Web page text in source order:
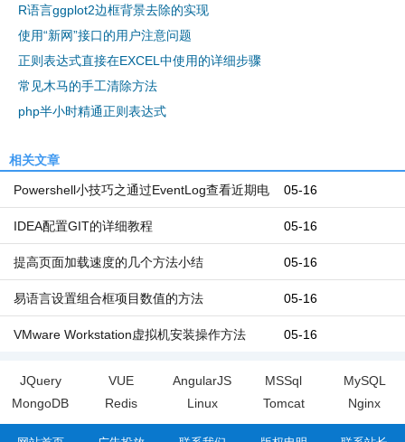
R语言ggplot2边框背景去除的实现
使用“新网”接口的用户注意问题
正则表达式直接在EXCEL中使用的详细步骤
常见木马的手工清除方法
php半小时精通正则表达式
相关文章
05-16
Powershell小技巧之通过EventLog查看近期电
脑开机和关机时间 05-16
IDEA配置GIT的详细教程
05-16
提高页面加载速度的几个方法小结
05-16
易语言设置组合框项目数值的方法
05-16
VMware Workstation虚拟机安装操作方法
JQuery VUE AngularJS MSSql
MySQL
MongoDB
Redis Linux Tomcat Nginx